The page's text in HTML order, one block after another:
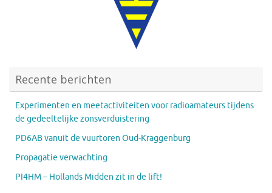
Recente berichten
Experimenten en meetactiviteiten voor radioamateurs tijdens
de gedeeltelijke zonsverduistering
PD6AB vanuit de vuurtoren Oud-Kraggenburg
Propagatie verwachting
PI4HM – Hollands Midden zit in de lift!